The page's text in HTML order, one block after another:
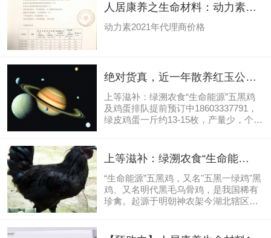
人居康养之生命材料：动力素
2021年代理商价格
动力素2021年代理商价格
绝对货真，近一年散养红玉公
鸡，准备宰杀，先购先得，当天
冷链快运。
上等滋补：绿溯农食“生命能源”五黑鸡
及鸡蛋排队提前预订中18603337791，
绿皮鸡蛋一斤约13-15枚，产量少，个
一年了，每只宰杀6-9斤，每斤60元，比
市场价高，但货真价实。绿溯农食“生命
能源”五黑鸡，又名"五黑一绿鸡"黑鸡、
又名明代黑毛乌骨鸡，是我国稀有珍
禽。起源于明朝神农架今湖北辖区、外
色，是世界罕见的珍禽极品。现有1300
上等滋补：绿溯农食“生命能
源”五黑鸡蛋排队预订中
18603337791
“生命能源”五黑鸡，又名"五黑一绿鸡"黑
鸡、又名明代黑毛乌骨鸡，是我国稀有
珍禽。起源于明朝神农架今湖北辖区、
色，是世界罕见的珍禽极品。现有1300